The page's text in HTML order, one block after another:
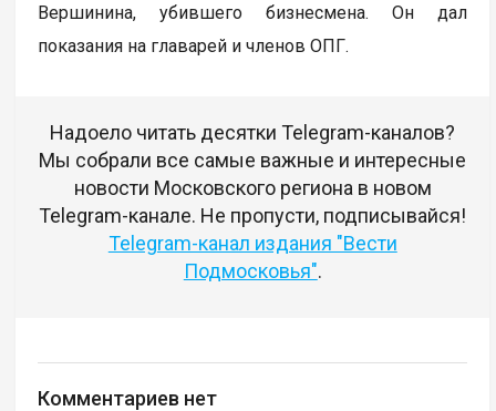
Вершинина, убившего бизнесмена. Он дал
показания на главарей и членов ОПГ.
Надоело читать десятки Telegram-каналов?
Мы собрали все самые важные и интересные
новости Московского региона в новом
Telegram-канале. Не пропусти, подписывайся!
Telegram-канал издания "Вести
Подмосковья".
Комментариев нет